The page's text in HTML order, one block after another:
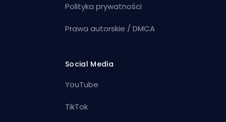
Polityka prywatności
Prawa autorskie / DMCA
Social Media
YouTube
TikTok